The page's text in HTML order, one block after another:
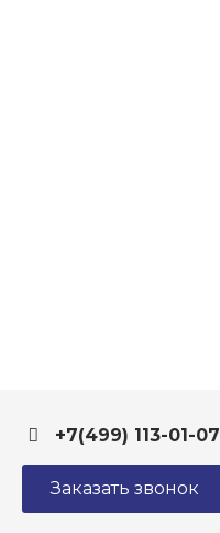
+7(499) 113-01-07
Заказать звонок